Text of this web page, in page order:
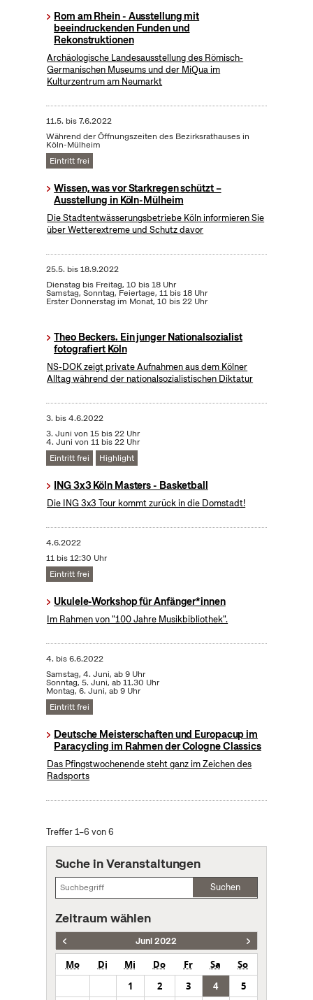
Rom am Rhein - Ausstellung mit
beeindruckenden Funden und
Rekonstruktionen
Archäologische Landesausstellung des Römisch-
Germanischen Museums und der MiQua im
Kulturzentrum am Neumarkt
11.5. bis7.6.2022
Während der Öffnungszeiten des Bezirksrathauses in
Köln-Mülheim
Eintritt frei
Wissen, was vor Starkregen schützt –
Ausstellung in Köln-Mülheim
Die Stadtentwässerungsbetriebe Köln informieren Sie
über Wetterextreme und Schutz davor
25.5. bis18.9.2022
Dienstag bis Freitag, 10 bis 18 Uhr
Samstag, Sonntag, Feiertage, 11 bis 18 Uhr
Erster Donnerstag im Monat, 10 bis 22 Uhr
Theo Beckers. Ein junger Nationalsozialist
fotografiert Köln
NS-DOK zeigt private Aufnahmen aus dem Kölner
Alltag während der nationalsozialistischen Diktatur
3. bis4.6.2022
3. Juni von 15 bis 22 Uhr
4. Juni von 11 bis 22 Uhr
Eintritt frei
Highlight
ING 3x3 Köln Masters - Basketball
Die ING 3x3 Tour kommt zurück in die Domstadt!
4.6.2022
11 bis 12:30 Uhr
Eintritt frei
Ukulele-Workshop für Anfänger*innen
Im Rahmen von "100 Jahre Musikbibliothek".
4. bis6.6.2022
Samstag, 4. Juni, ab 9 Uhr
Sonntag, 5. Juni, ab 11.30 Uhr
Montag, 6. Juni, ab 9 Uhr
Eintritt frei
Deutsche Meisterschaften und Europacup im
Paracycling im Rahmen der Cologne Classics
Das Pfingstwochenende steht ganz im Zeichen des
Radsports
Treffer 1–6 von 6
Suche in Veranstaltungen
Suchen
Zeitraum wählen
Juni 2022
Mo Di Mi Do Fr Sa
So
1
2 3 4
5